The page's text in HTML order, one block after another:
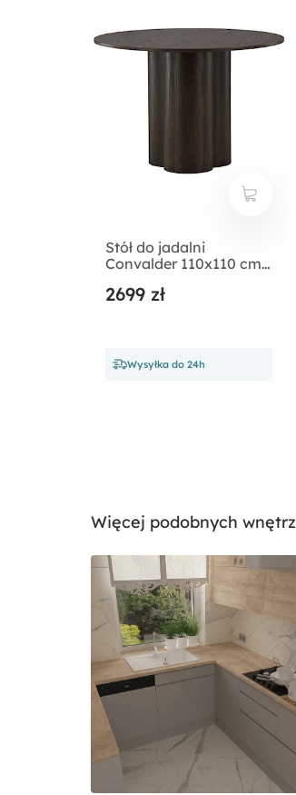
Stół do jadalni
Convalder 110x110 cm
2699 zł
Wysyłka do 24h
Więcej podobnych wnętrz